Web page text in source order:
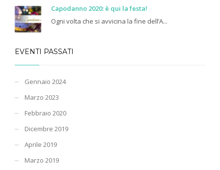
Capodanno 2020: è qui la festa!
Ogni volta che si avvicina la fine dell’A...
EVENTI PASSATI
Gennaio 2024
Marzo 2023
Febbraio 2020
Dicembre 2019
Aprile 2019
Marzo 2019